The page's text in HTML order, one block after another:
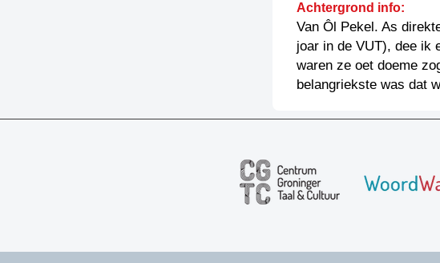
Achtergrond info:
Van Ôl Pekel. As
joar in de VUT), dee ik
waren ze oet doeme
belangriekste was dat